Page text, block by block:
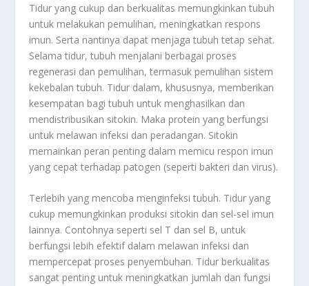
Tidur yang cukup dan berkualitas memungkinkan tubuh
untuk melakukan pemulihan, meningkatkan respons
imun. Serta nantinya dapat menjaga tubuh tetap sehat.
Selama tidur, tubuh menjalani berbagai proses
regenerasi dan pemulihan, termasuk pemulihan sistem
kekebalan tubuh. Tidur dalam, khususnya, memberikan
kesempatan bagi tubuh untuk menghasilkan dan
mendistribusikan sitokin. Maka protein yang berfungsi
untuk melawan infeksi dan peradangan. Sitokin
memainkan peran penting dalam memicu respon imun
yang cepat terhadap patogen (seperti bakteri dan virus).
Terlebih yang mencoba menginfeksi tubuh. Tidur yang
cukup memungkinkan produksi sitokin dan sel-sel imun
lainnya. Contohnya seperti sel T dan sel B, untuk
berfungsi lebih efektif dalam melawan infeksi dan
mempercepat proses penyembuhan. Tidur berkualitas
sangat penting untuk meningkatkan jumlah dan fungsi